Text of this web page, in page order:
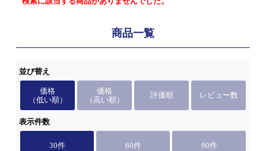
商品一覧
並び替え
価格
（低い順）
価格
（高い順）
評価順 レビュー数
表示件数
30件 60件 90件